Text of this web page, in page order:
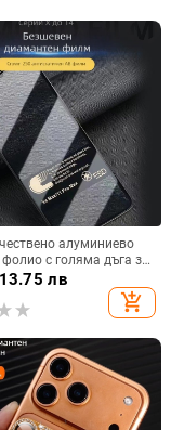
алуминиево
фолио с голяма дъга за
непоресто,
ръбче, фолио за
13.75 лв
add_shopping_cart